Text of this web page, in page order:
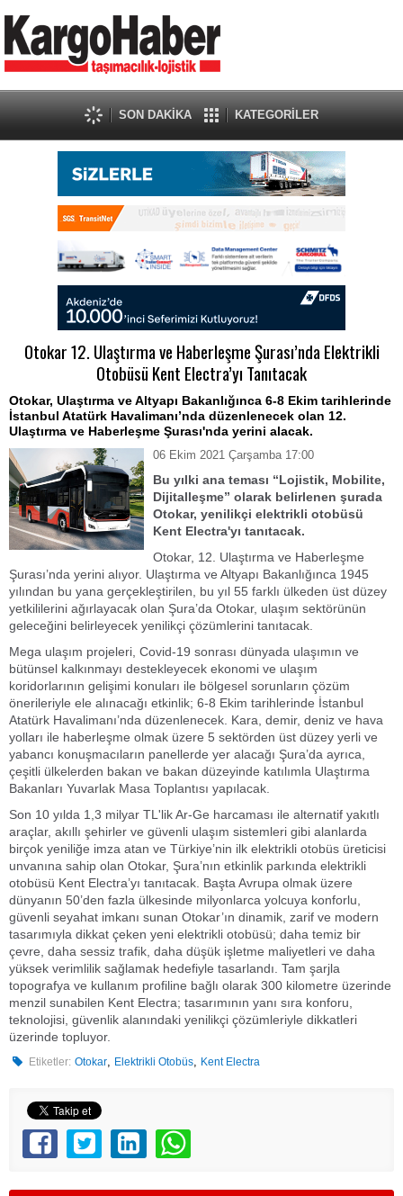
SON DAKİKA KATEGORİLER
Otokar 12. Ulaştırma ve Haberleşme Şurası’nda Elektrikli
Otobüsü Kent Electra’yı Tanıtacak
Otokar, Ulaştırma ve Altyapı Bakanlığınca 6-8 Ekim tarihlerinde
İstanbul Atatürk Havalimanı’nda düzenlenecek olan 12.
Ulaştırma ve Haberleşme Şurası'nda yerini alacak.
06 Ekim 2021 Çarşamba 17:00
Bu yılki ana teması “Lojistik, Mobilite,
Dijitalleşme” olarak belirlenen şurada
Otokar, yenilikçi elektrikli otobüsü
Kent Electra'yı tanıtacak.
Otokar, 12. Ulaştırma ve Haberleşme
Şurası’nda yerini alıyor. Ulaştırma ve Altyapı Bakanlığınca 1945
yılından bu yana gerçekleştirilen, bu yıl 55 farklı ülkeden üst düzey
yetkililerini ağırlayacak olan Şura’da Otokar, ulaşım sektörünün
geleceğini belirleyecek yenilikçi çözümlerini tanıtacak.
Mega ulaşım projeleri, Covid-19 sonrası dünyada ulaşımın ve
bütünsel kalkınmayı destekleyecek ekonomi ve ulaşım
koridorlarının gelişimi konuları ile bölgesel sorunların çözüm
önerileriyle ele alınacağı etkinlik; 6-8 Ekim tarihlerinde İstanbul
Atatürk Havalimanı’nda düzenlenecek. Kara, demir, deniz ve hava
yolları ile haberleşme olmak üzere 5 sektörden üst düzey yerli ve
yabancı konuşmacıların panellerde yer alacağı Şura’da ayrıca,
çeşitli ülkelerden bakan ve bakan düzeyinde katılımla Ulaştırma
Bakanları Yuvarlak Masa Toplantısı yapılacak.
Son 10 yılda 1,3 milyar TL'lik Ar-Ge harcaması ile alternatif yakıtlı
araçlar, akıllı şehirler ve güvenli ulaşım sistemleri gibi alanlarda
birçok yeniliğe imza atan ve Türkiye’nin ilk elektrikli otobüs üreticisi
unvanına sahip olan Otokar, Şura’nın etkinlik parkında elektrikli
otobüsü Kent Electra’yı tanıtacak. Başta Avrupa olmak üzere
dünyanın 50’den fazla ülkesinde milyonlarca yolcuya konforlu,
güvenli seyahat imkanı sunan Otokar’ın dinamik, zarif ve modern
tasarımıyla dikkat çeken yeni elektrikli otobüsü; daha temiz bir
çevre, daha sessiz trafik, daha düşük işletme maliyetleri ve daha
yüksek verimlilik sağlamak hedefiyle tasarlandı. Tam şarjla
topografya ve kullanım profiline bağlı olarak 300 kilometre üzerinde
menzil sunabilen Kent Electra; tasarımının yanı sıra konforu,
teknolojisi, güvenlik alanındaki yenilikçi çözümleriyle dikkatleri
üzerinde topluyor.
Etiketler: Otokar, Elektrikli Otobüs, Kent Electra